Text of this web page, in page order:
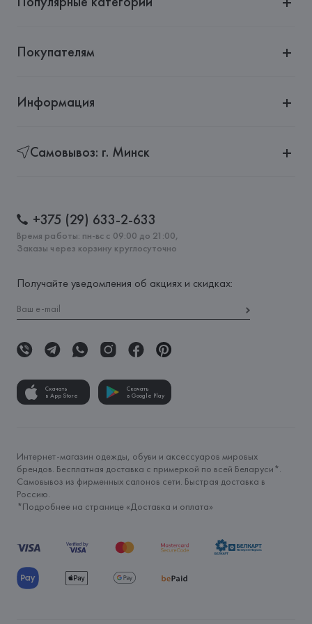
Покупателям
Информация
Самовывоз: г. Минск
+375 (29) 633-2-633
Время работы: пн-вс с 09:00 до 21:00,
Заказы через корзину круглосуточно
Получайте уведомления об акциях и скидках:
Скачать
в App Store
Скачать
в Google Play
Интернет-магазин одежды, обуви и аксессуаров мировых
брендов. Бесплатная доставка с примеркой по всей Беларуси*.
Самовывоз из фирменных салонов сети. Быстрая доставка в
Россию.
*Подробнее на странице «Доставка и оплата»